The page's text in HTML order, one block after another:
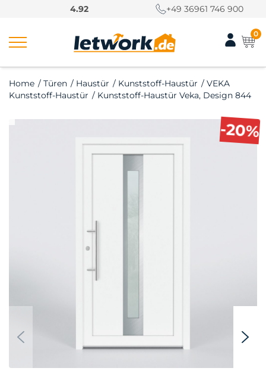
4.92 +49 36961 746 900
0
Home / Türen / Haustür / Kunststoff-Haustür / VEKA
Kunststoff-Haustür / Kunststoff-Haustür Veka, Design 844
-20%